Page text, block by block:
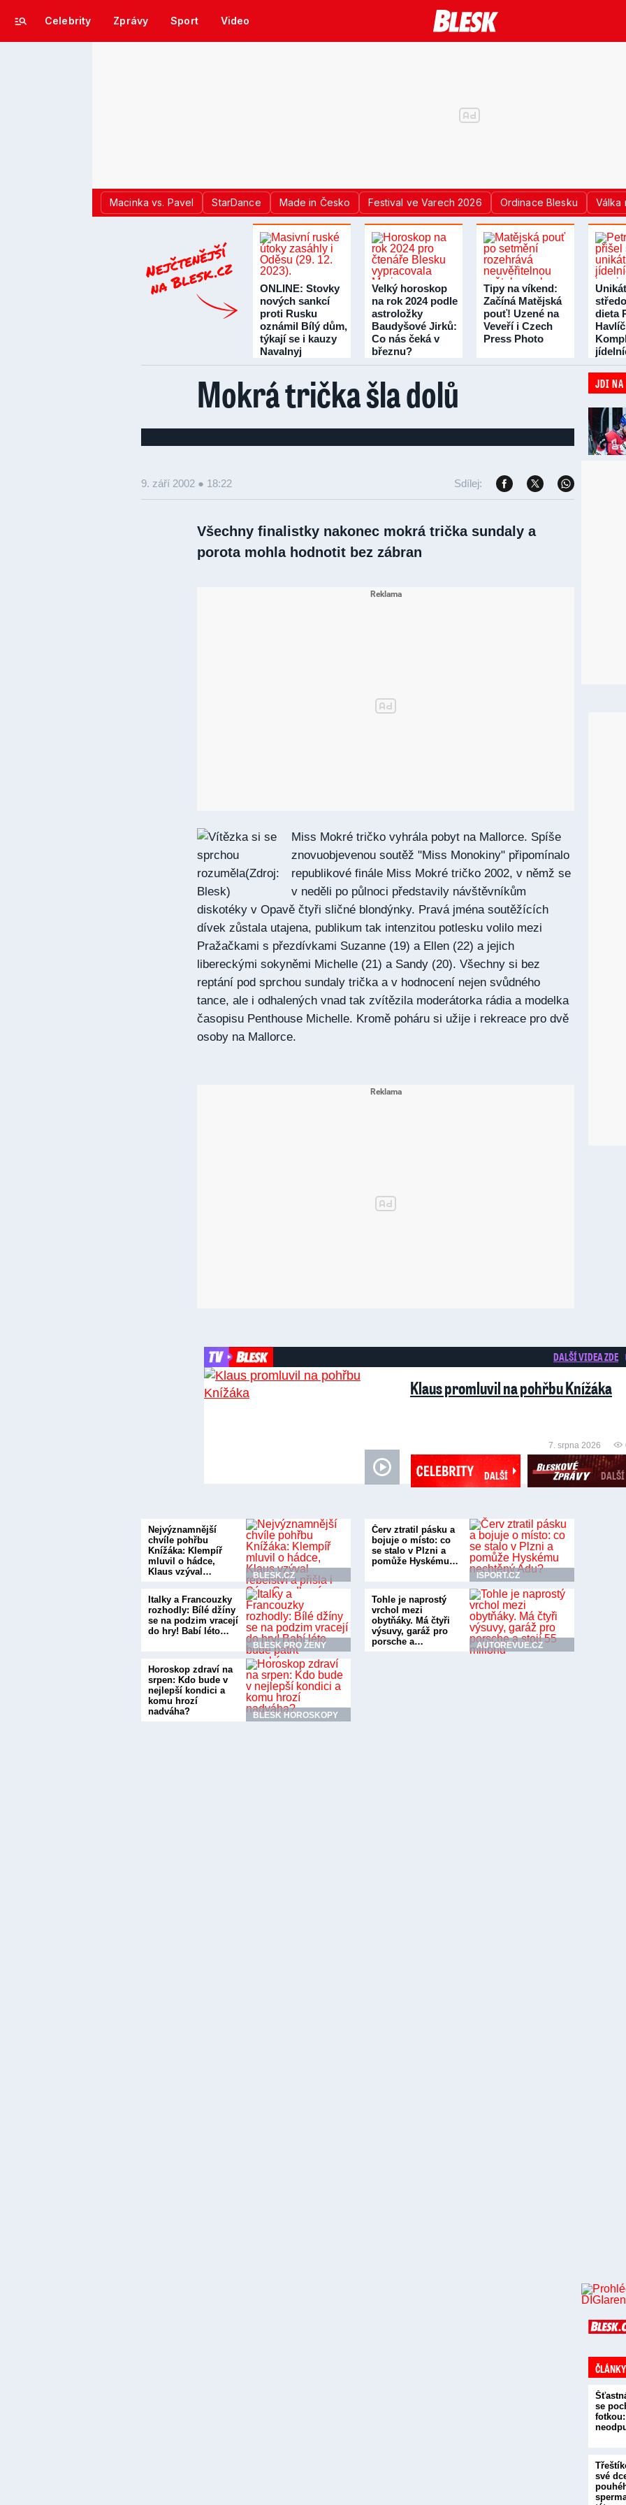
Celebrity Zprávy Sport Video
Macinka vs. Pavel StarDance Made in Česko Festival ve Varech 2026 Ordinace Blesku Válka
ONLINE: Stovky
nových sankcí
proti Rusku
oznámil Bílý dům,
týkají se i kauzy
Navalnyj
Velký horoskop
na rok 2024 podle
astroložky
Baudyšové Jirků:
Co nás čeká v
březnu?
Tipy na víkend:
Začíná Matějská
pouť! Uzené na
Veveří i Czech
Press Photo
dieta
třicet
Mokrá trička šla dolů
9. září 2002 ● 18:22 Sdílej:
Všechny finalistky nakonec mokrá trička sundaly a
porota mohla hodnotit bez zábran
Miss Mokré tričko vyhrála pobyt na Mallorce. Spíše
znovuobjevenou soutěž "Miss Monokiny" připomínalo
republikové finále Miss Mokré tričko 2002, v němž se
v neděli po půlnoci představily návštěvníkům
diskotéky v Opavě čtyři sličné blondýnky. Pravá jména soutěžících
dívek zůstala utajena, publikum tak intenzitou potlesku volilo mezi
Pražačkami s přezdívkami Suzanne (19) a Ellen (22) a jejich
libereckými sokyněmi Michelle (21) a Sandy (20). Všechny si bez
reptání pod sprchou sundaly trička a v hodnocení nejen svůdného
tance, ale i odhalených vnad tak zvítězila moderátorka rádia a modelka
časopisu Penthouse Michelle. Kromě poháru si užije i rekreace pro dvě
osoby na Mallorce.
DALŠÍ VIDEA ZDE
Klaus promluvil na pohřbu Knížáka
7. srpna 2026
DALŠÍ DALŠÍ
Nejvýznamnější
chvíle pohřbu
Knížáka: Klempíř
mluvil o hádce,
Klaus vzýval…
BLESK.CZ
Červ ztratil pásku a
bojuje o místo: co
se stalo v Plzni a
pomůže Hyskému…
ISPORT.CZ
Italky a Francouzky
rozhodly: Bílé džíny
se na podzim vracejí
do hry! Babí léto…
BLESK PRO ŽENY
Tohle je naprostý
vrchol mezi
obytňáky. Má čtyři
výsuvy, garáž pro
porsche a…
AUTOREVUE.CZ
Horoskop zdraví na
srpen: Kdo bude v
nejlepší kondici a
komu hrozí
nadváha?
BLESK HOROSKOPY
JDI NA
se
své